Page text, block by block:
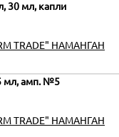
30 мл, капли
TRADE" НАМАНГАН
мл, амп. №5
TRADE" НАМАНГАН